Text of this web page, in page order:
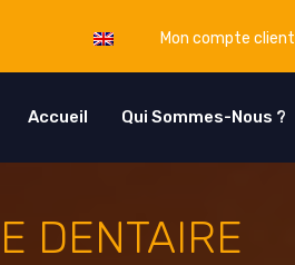
Mon compte client
Accueil Qui Sommes-Nous ?
DENTAIRE